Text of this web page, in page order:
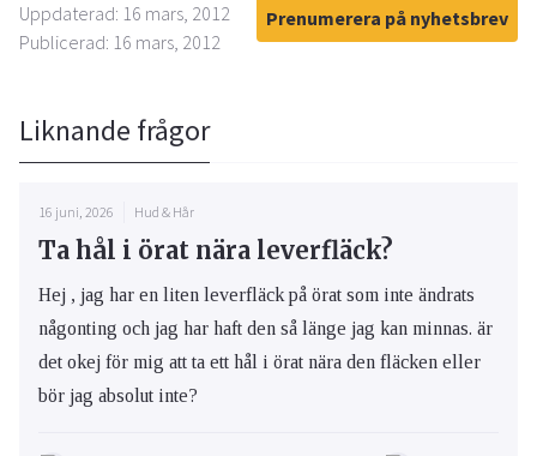
Uppdaterad: 16 mars, 2012
Publicerad: 16 mars, 2012
Prenumerera på nyhetsbrev
Liknande frågor
16 juni, 2026 Hud & Hår
Ta hål i örat nära leverfläck?
Hej , jag har en liten leverfläck på örat som inte ändrats
någonting och jag har haft den så länge jag kan minnas. är
det okej för mig att ta ett hål i örat nära den fläcken eller
bör jag absolut inte?